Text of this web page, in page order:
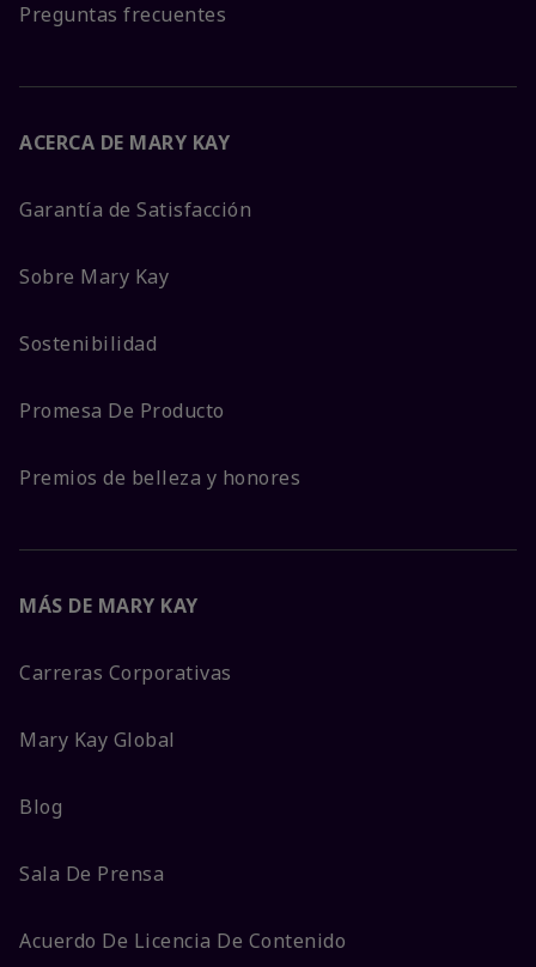
Preguntas frecuentes
ACERCA DE MARY KAY
Garantía de Satisfacción
Sobre Mary Kay
Sostenibilidad
Promesa De Producto
Premios de belleza y honores
MÁS DE MARY KAY
Carreras Corporativas
Mary Kay Global
Blog
Sala De Prensa
Acuerdo De Licencia De Contenido